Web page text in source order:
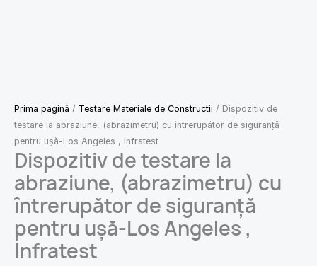
Prima pagină / Testare Materiale de Constructii / Dispozitiv de
testare la abraziune, (abrazimetru) cu întrerupător de siguranță
pentru ușă-Los Angeles , Infratest
Dispozitiv de testare la
abraziune, (abrazimetru) cu
întrerupător de siguranță
pentru ușă-Los Angeles ,
Infratest